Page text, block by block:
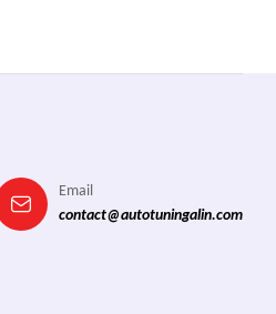
Email
contact@autotuningalin.com